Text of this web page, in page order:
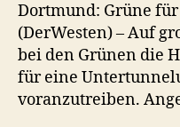
Dortmund: Grüne
(DerWesten) – Auf
bei den Grünen die
für eine
voranzutreiben.